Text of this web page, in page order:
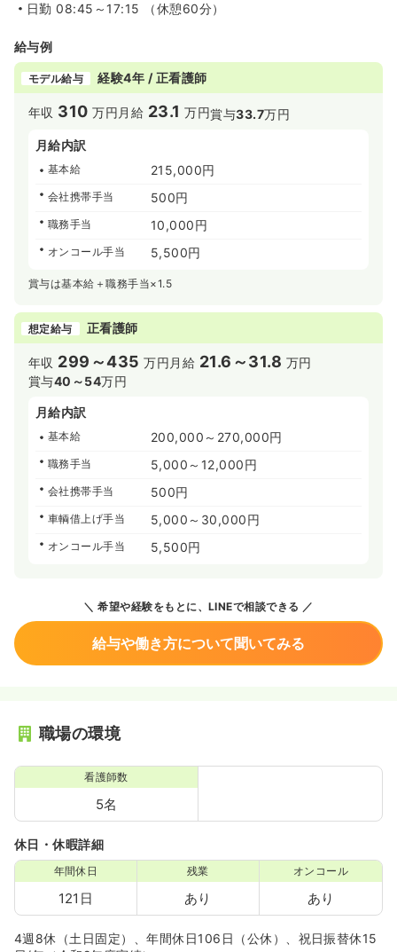
日勤 08:45～17:15 （休憩60分）
給与例
モデル給与 経験4年 / 正看護師
年収 310 万円 月給 23.1 万円賞与33.7万円
月給内訳
基本給 215,000円
会社携帯手当 500円
職務手当 10,000円
オンコール手当 5,500円
賞与は基本給＋職務手当×1.5
想定給与 正看護師
年収 299～435 万円 月給 21.6～31.8 万円
賞与40～54万円
月給内訳
基本給 200,000～270,000円
職務手当 5,000～12,000円
会社携帯手当 500円
車輌借上げ手当 5,000～30,000円
オンコール手当 5,500円
希望や経験をもとに、LINEで相談できる
給与や働き方について聞いてみる
職場の環境
看護師数
5名
休日・休暇詳細
年間休日
121日
残業
あり
オンコール
あり
4週8休（土日固定）、年間休日106日（公休）、祝日振替休15